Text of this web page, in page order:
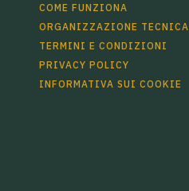
COME FUNZIONA
ORGANIZZAZIONE TECNICA
TERMINI E CONDIZIONI
PRIVACY POLICY
INFORMATIVA SUI COOKIE